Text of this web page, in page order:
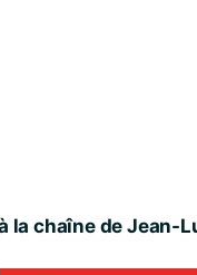
la chaîne de Jean-